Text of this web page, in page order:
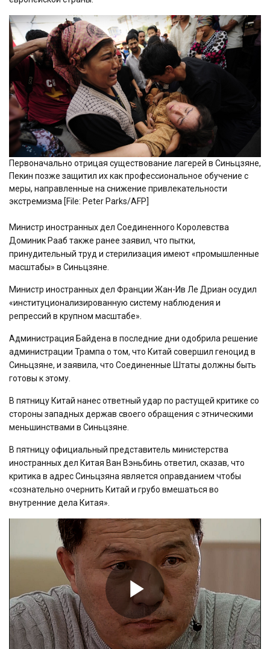
Первоначально отрицая существование лагерей в Синьцзяне,
Пекин позже защитил их как профессиональное обучение c
меры, направленные на снижение привлекательности
экстремизма [File: Peter Parks/AFP]
Министр иностранных дел Соединенного Королевства
Доминик Рааб также ранее заявил, что пытки,
принудительный труд и стерилизация имеют «промышленные
масштабы» в Синьцзяне.
Министр иностранных дел Франции Жан-Ив Ле Дриан осудил
«институционализированную систему наблюдения и
репрессий в крупном масштабе».
Администрация Байдена в последние дни одобрила решение
администрации Трампа о том, что Китай совершил геноцид в
Синьцзяне, и заявила, что Соединенные Штаты должны быть
готовы к этому.
В пятницу Китай нанес ответный удар по растущей критике со
стороны западных держав своего обращения с этническими
меньшинствами в Синьцзяне.
В пятницу официальный представитель министерства
иностранных дел Китая Ван Вэньбинь ответил, сказав, что
критика в адрес Синьцзяна является оправданием чтобы
«сознательно очернить Китай и грубо вмешаться во
внутренние дела Китая».
Play